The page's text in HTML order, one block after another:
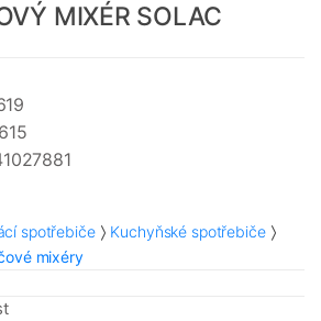
MIXÉR SOLAC
spotřebiče
Kuchyňské spotřebiče
mixéry